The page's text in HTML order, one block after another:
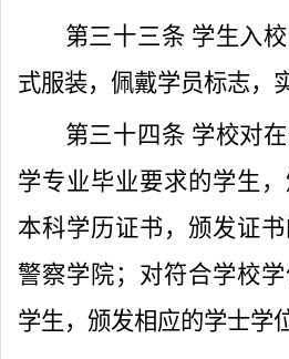
第三十三条 学生入
式服装，佩戴学员标志，
第三十四条 学校对
学专业毕业要求的学生
本科学历证书，颁发证
警察学院；对符合学校
学生，颁发相应的学士学